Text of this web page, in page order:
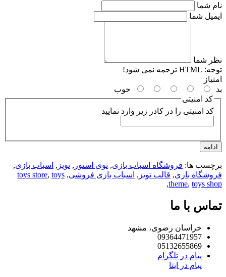
شما
شما
شما
HTML ترجمه نمی شود!
خوب
کد امنیتی
کد امنیتی را در کادر زیر وارد نمایید
ها: فروشگاه اسباب بازی, توی استور,تویز,اسباب بازی,
بازی, قالب تویز,اسباب بازی فروشی,
toys store,toys
theme,toys
,
با ما
خراسان رضوی، مشهد
09364471957
05132655869
پیام در تلگرام
پیام در ایتا